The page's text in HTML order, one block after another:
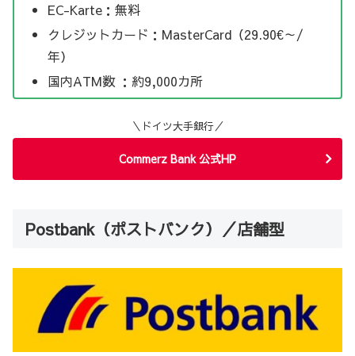
EC-Karte：無料
クレジットカード：MasterCard（29.90€～/
年）
国内ATM数 ：約9,000カ所
＼ドイツ大手銀行／
Commerz Bank 公式HP
Postbank（ポストバンク）／店舗型